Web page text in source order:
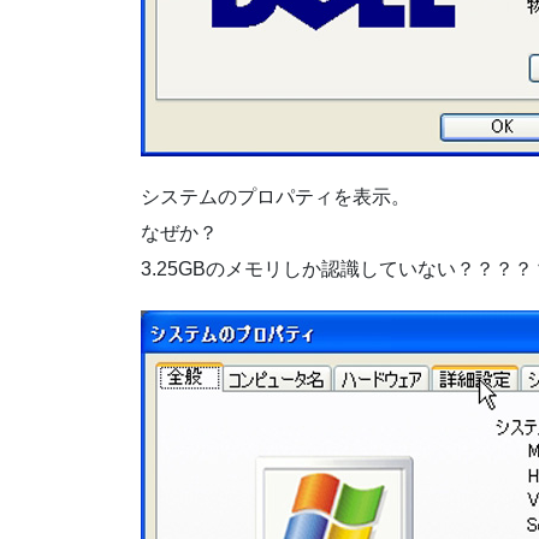
システムのプロパティを表示。
なぜか？
3.25GBのメモリしか認識していない？？？？